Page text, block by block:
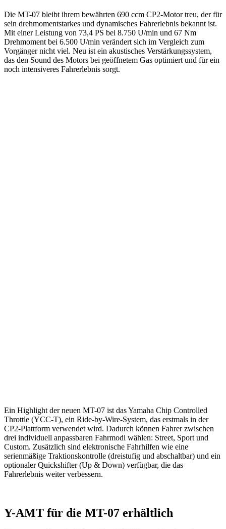
Die MT-07 bleibt ihrem bewährten 690 ccm CP2-Motor treu, der für
sein drehmomentstarkes und dynamisches Fahrerlebnis bekannt ist.
Mit einer Leistung von 73,4 PS bei 8.750 U/min und 67 Nm
Drehmoment bei 6.500 U/min verändert sich im Vergleich zum
Vorgänger nicht viel. Neu ist ein akustisches Verstärkungssystem,
das den Sound des Motors bei geöffnetem Gas optimiert und für ein
noch intensiveres Fahrerlebnis sorgt.
Ein Highlight der neuen MT-07 ist das Yamaha Chip Controlled
Throttle (YCC-T), ein Ride-by-Wire-System, das erstmals in der
CP2-Plattform verwendet wird. Dadurch können Fahrer zwischen
drei individuell anpassbaren Fahrmodi wählen: Street, Sport und
Custom. Zusätzlich sind elektronische Fahrhilfen wie eine
serienmäßige Traktionskontrolle (dreistufig und abschaltbar) und ein
optionaler Quickshifter (Up & Down) verfügbar, die das
Fahrerlebnis weiter verbessern.
Y-AMT für die MT-07 erhältlich